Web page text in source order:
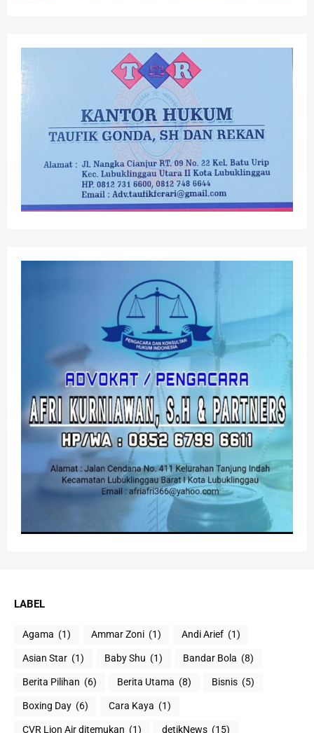
LABEL
Agama (1) Ammar Zoni (1) Andi Arief (1)
Asian Star (1) Baby Shu (1) Bandar Bola (8)
Berita Pilihan (6) Berita Utama (8) Bisnis (5)
Boxing Day (6) Cara Kaya (1)
CVR Lion Air ditemukan (1) detikNews (15)